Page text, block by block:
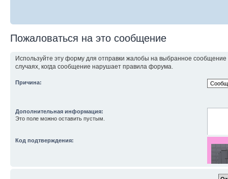
Пожаловаться на это сообщение
Используйте эту форму для отправки жалобы на выбранное
случаях, когда сообщение нарушает правила форума.
Причина:
Дополнительная информация:
Это поле можно оставить пустым.
Код подтверждения: